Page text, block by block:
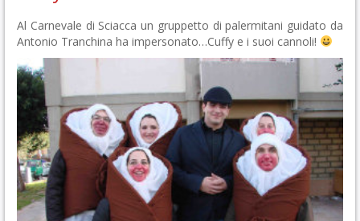
Al Carnevale di Sciacca un gruppetto di palermitani guidato da
Antonio Tranchina ha impersonato…Cuffy e i suoi cannoli!